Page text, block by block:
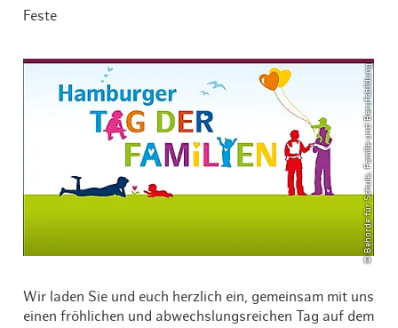
Feste
© Behörde für Schule, Familie und Berufsbildung
Wir laden Sie und euch herzlich ein, gemeinsam mit uns
einen fröhlichen und abwechslungsreichen Tag auf dem